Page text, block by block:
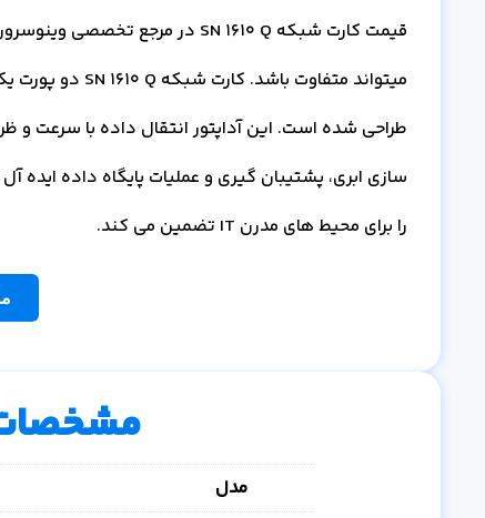
طراحی شده است. این آداپتور انتقال داده با سرعت و
سازی ابری، پشتیبان گیری و عملیات پایگاه داده
را برای محیط های مدرن IT تضمین می کند.
مدل